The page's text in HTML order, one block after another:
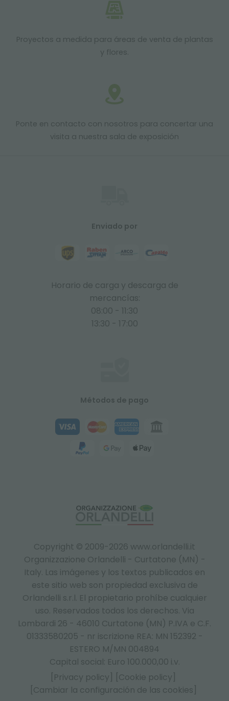
Proyectos a medida para áreas de venta de plantas
y flores.
Ponte en contacto con nosotros para concertar una
visita a nuestra sala de exposición
Copyright © 2009-2026 www.orlandelli.it
Organizzazione Orlandelli - Curtatone (MN) -
Italy. Las imágenes y los textos publicados en
este sitio web son propiedad exclusiva de
Orlandelli s.r.l. El propietario prohíbe cualquier
uso. Reservados todos los derechos. Via
Lombardi 26 - 46010 Curtatone (MN) P.IVA e C.F.
01333580205 - nr iscrizione REA: MN 152392 -
ESTERO M/MN 004894
Capital social: Euro 100.000,00 i.v.
[Privacy policy]
[Cookie policy]
[Cambiar la configuración de las cookies]
Enviado por
Horario de carga y descarga de
mercancías:
08:00 - 11:30
13:30 - 17:00
Métodos de pago